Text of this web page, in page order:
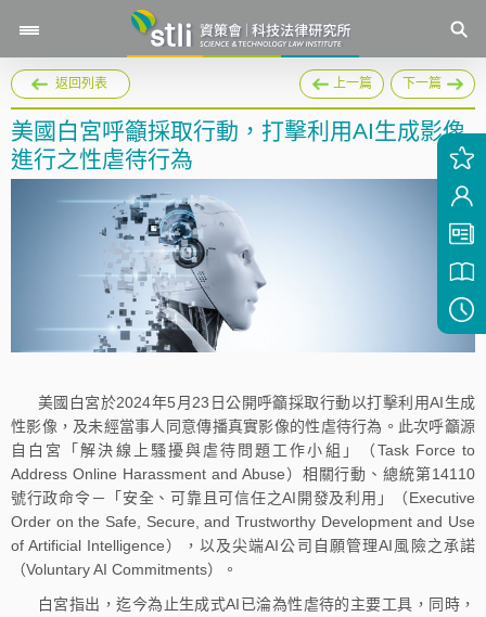
返回列表 上一篇 下一篇
美國白宮呼籲採取行動，打擊利用AI生成影像
進行之性虐待行為
美國白宮於2024年5月23日公開呼籲採取行動以打擊利用AI生成
性影像，及未經當事人同意傳播真實影像的性虐待行為。此次呼籲源
自白宮「解決線上騷擾與虐待問題工作小組」（Task Force to
Address Online Harassment and Abuse）相關行動、總統第14110
號行政命令－「安全、可靠且可信任之AI開發及利用」（Executive
Order on the Safe, Secure, and Trustworthy Development and Use
of Artificial Intelligence），以及尖端AI公司自願管理AI風險之承諾
（Voluntary AI Commitments）。
白宮指出，迄今為止生成式AI已淪為性虐待的主要工具，同時，